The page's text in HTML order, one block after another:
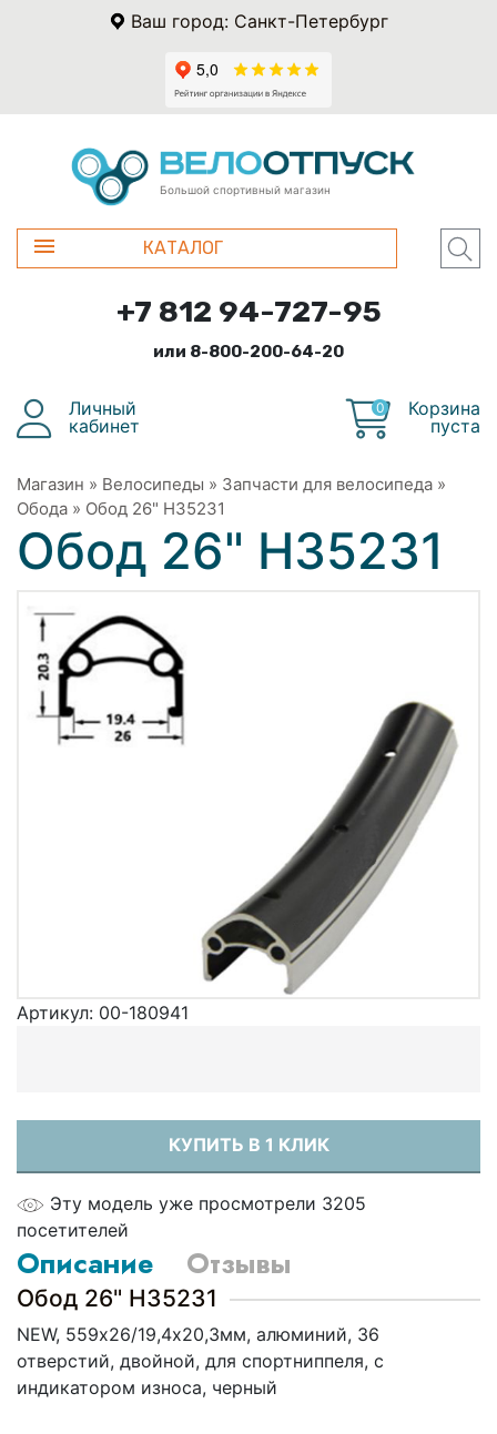
Ваш город: Санкт-Петербург
Большой спортивный магазин
КАТАЛОГ
+7 812 94-727-95
или 8-800-200-64-20
Личный
кабинет
0
Корзина
пуста
Магазин » Велосипеды » Запчасти для велосипеда »
Обода » Обод 26" H35231
Обод 26" H35231
Артикул: 00-180941
КУПИТЬ В 1 КЛИК
Эту модель уже просмотрели 3205
посетителей
Описание Отзывы
Обод 26" H35231
NEW, 559х26/19,4х20,3мм, алюминий, 36
отверстий, двойной, для спортниппеля, с
индикатором износа, черный